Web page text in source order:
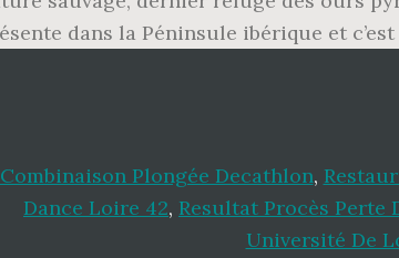
Combinaison Plongée Decathlon,
Dance Loire 42, Resultat Procès Perte
Université De